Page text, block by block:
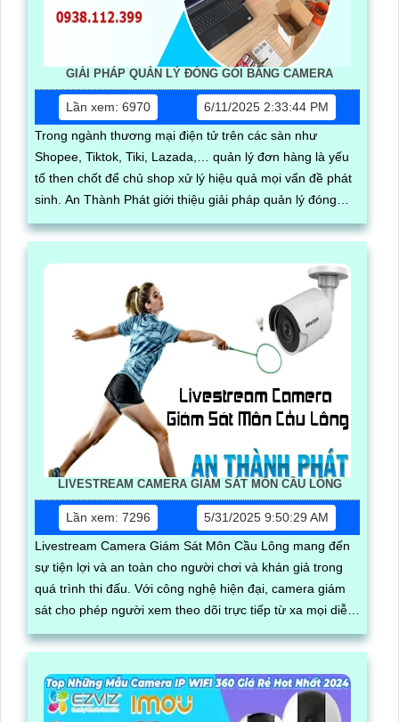
GIẢI PHÁP QUẢN LÝ ĐÓNG GÓI BẰNG CAMERA
Lần xem: 6970
6/11/2025 2:33:44 PM
Trong ngành thương mại điện tử trên các sàn như
Shopee, Tiktok, Tiki, Lazada,… quản lý đơn hàng là yếu
tố then chốt để chủ shop xử lý hiệu quả mọi vấn đề phát
sinh. An Thành Phát giới thiệu giải pháp quản lý đóng
hàng bằng phần mềm trên máy tính kết hợp camera soi
mã vận đơn, nâng cao độ chính xác và hiệu quả trong
quy trình quản lý
LIVESTREAM CAMERA GIÁM SÁT MÔN CẦU LÔNG
Lần xem: 7296
5/31/2025 9:50:29 AM
Livestream Camera Giám Sát Môn Cầu Lông mang đến
sự tiện lợi và an toàn cho người chơi và khán giả trong
quá trình thi đấu. Với công nghệ hiện đại, camera giám
sát cho phép người xem theo dõi trực tiếp từ xa mọi diễn
biến trận đấu một cách chi tiết và rõ ràng